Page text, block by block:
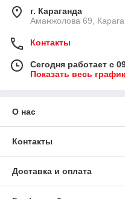
г. Караганда
Аманжолова 69,
Контакты
Сегодня работает с
Показать весь
О нас
Контакты
Доставка и оплата